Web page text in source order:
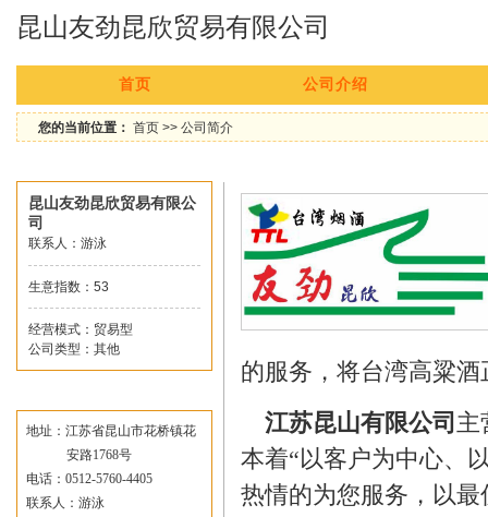
昆山友劲昆欣贸易有限公司
首页 公司介绍
您的当前位置： 首页 >> 公司简介
昆山友劲昆欣贸易有限公
司
联系人：游泳
生意指数：53
经营模式：贸易型
公司类型：其他
地址：江苏省昆山市花桥镇花
安路1768号
电话：0512-5760-4405
联系人：游泳
的服务，将台湾高粱
江苏昆山有限公司 主
本着“以客户为中心、
热情的为您服务，以